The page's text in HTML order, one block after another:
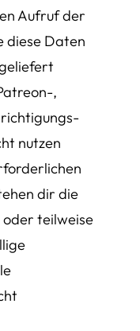
Aufruf der
diese Daten
,
nutzen
dir die
oder teilweise